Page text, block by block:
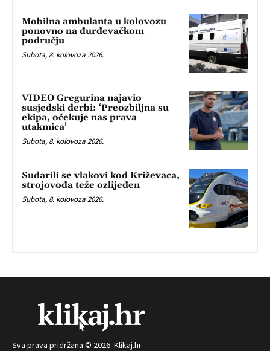
Mobilna ambulanta u kolovozu
ponovno na đurđevačkom
području
Subota, 8. kolovoza 2026.
VIDEO Gregurina najavio
susjedski derbi: ‘Preozbiljna su
ekipa, očekuje nas prava
utakmica’
Subota, 8. kolovoza 2026.
Sudarili se vlakovi kod Križevaca,
strojovođa teže ozlijeđen
Subota, 8. kolovoza 2026.
Sva prava pridržana © 2026. Klikaj.hr